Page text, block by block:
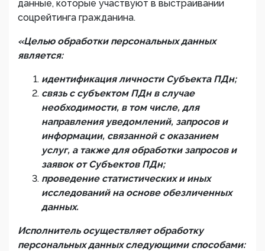
данные, которые участвуют в выстраивании
соцрейтинга гражданина.
«Целью обработки персональных данных
является:
идентификация личности Субъекта ПДн;
связь с субъектом ПДн в случае
необходимости, в том числе, для
направления уведомлений, запросов и
информации, связанной с оказанием
услуг, а также для обработки запросов и
заявок от Субъектов ПДн;
проведение статистических и иных
исследований на основе обезличенных
данных.
Исполнитель осуществляет обработку
персональных данных следующими способами: